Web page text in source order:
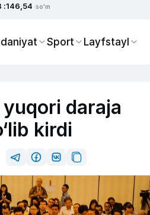
:146,54 so'm
Sport Layfstayl
daraja
kirdi